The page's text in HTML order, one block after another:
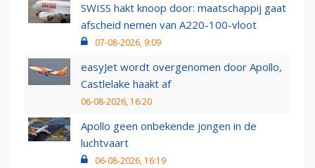
SWISS hakt knoop door: maatschappij gaat
afscheid nemen van A220-100-vloot
07-08-2026, 9:09
easyJet wordt overgenomen door Apollo,
Castlelake haakt af
06-08-2026, 16:20
Apollo geen onbekende jongen in de
luchtvaart
06-08-2026, 16:19